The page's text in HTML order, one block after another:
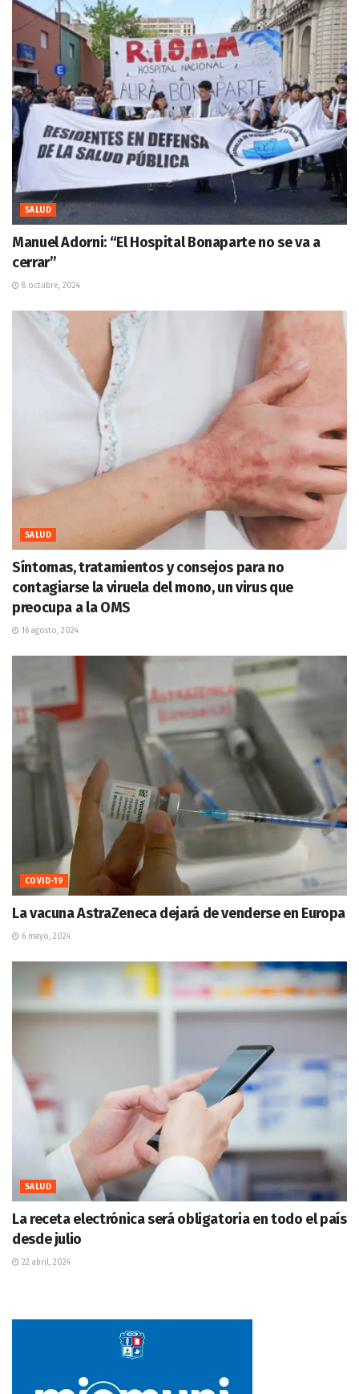
SALUD
Manuel Adorni: “El Hospital Bonaparte no se va a
cerrar”
8 octubre, 2024
SALUD
Síntomas, tratamientos y consejos para no
contagiarse la viruela del mono, un virus que
preocupa a la OMS
16 agosto, 2024
COVID-19
La vacuna AstraZeneca dejará de venderse en Europa
6 mayo, 2024
SALUD
La receta electrónica será obligatoria en todo el país
desde julio
22 abril, 2024